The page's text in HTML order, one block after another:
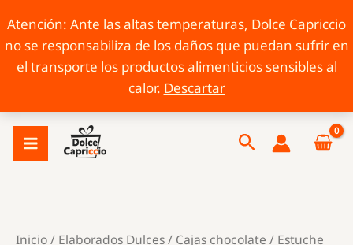
Atención: Ante las altas temperaturas, Dolce Capriccio
no se responsabiliza de los daños que puedan sufrir en
el transporte los productos alimenticios sensibles al
calor. Descartar
contenido
Buscar
Inicio/ Elaborados Dulces/ Cajas chocolate / Estuche